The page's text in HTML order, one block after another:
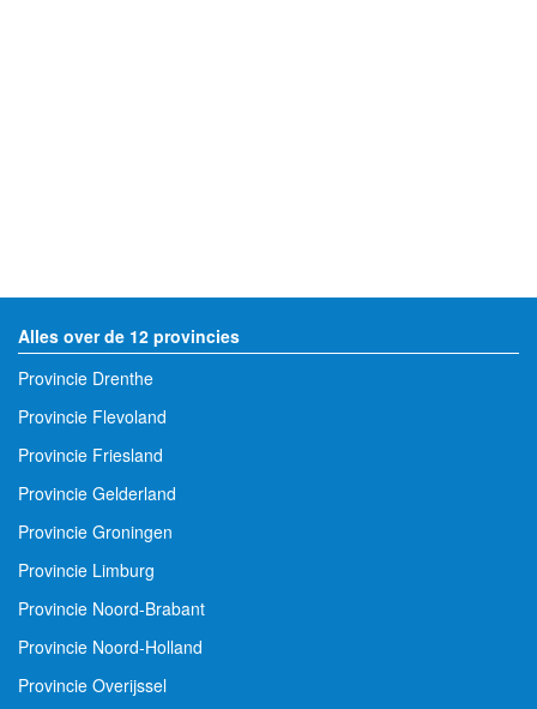
Alles over de 12 provincies
Provincie Drenthe
Provincie Flevoland
Provincie Friesland
Provincie Gelderland
Provincie Groningen
Provincie Limburg
Provincie Noord-Brabant
Provincie Noord-Holland
Provincie Overijssel